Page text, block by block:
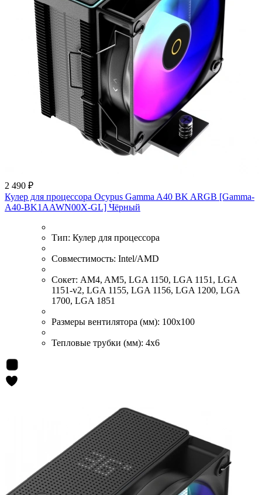
2 490 ₽
Кулер для процессора Ocypus Gamma A40 BK ARGB [Gamma-
A40-BK1AAWN00X-GL] Чёрный
Тип: Кулер для процессора
Совместимость: Intel/AMD
Сокет: AM4, AM5, LGA 1150, LGA 1151, LGA
1151-v2, LGA 1155, LGA 1156, LGA 1200, LGA
1700, LGA 1851
Размеры вентилятора (мм): 100x100
Тепловые трубки (мм): 4x6